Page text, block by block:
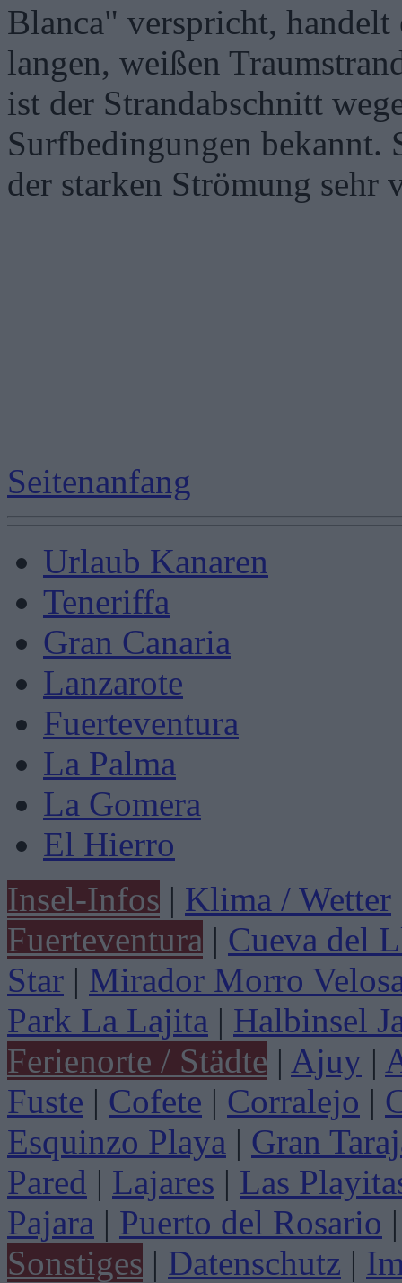
Blanca" verspricht,
langen, weißen
ist der Strandabschnitt
Surfbedingungen bekannt.
der starken Strömung sehr
Seitenanfang
Urlaub Kanaren
Teneriffa
Gran Canaria
Lanzarote
Fuerteventura
La Palma
La Gomera
El Hierro
Insel-Infos | Klima / Wetter
Fuerteventura | Cueva del
Star | Mirador Morro
Park La Lajita | Halbinsel
Ferienorte / Städte | Ajuy |
Fuste | Cofete | Corralejo |
Esquinzo Playa | Gran
Pared | Lajares | Las
Pajara | Puerto del Rosario |
Sonstiges | Datenschutz |